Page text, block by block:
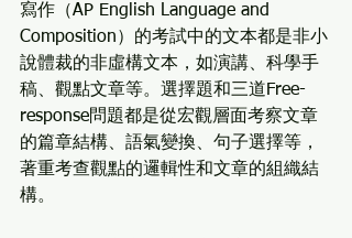
寫作（AP English Language and
Composition）的考試中的文本都是非小
說體裁的非虛構文本，如演講、科學手
稿、觀點文章等。選擇題和三道Free-
response問題都是從宏觀層面考察文章
的篇章結構、語氣變換、句子選擇等，
著重考查觀點的邏輯性和文章的組織結
構。